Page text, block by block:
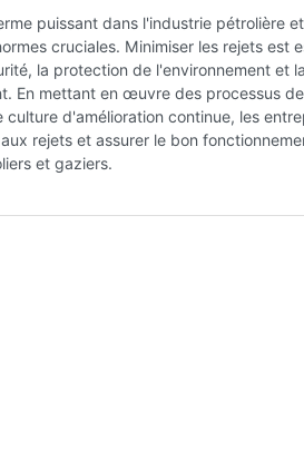
puissant dans l'industrie pétrolière
cruciales. Minimiser les rejets est
la protection de l'environnement et
En mettant en œuvre des processus
culture d'amélioration continue, les
rejets et assurer le bon
et gaziers.